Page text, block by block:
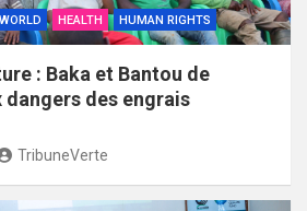
HEALTH HUMAN RIGHTS
: Baka et Bantou de
des engrais
TribuneVerte